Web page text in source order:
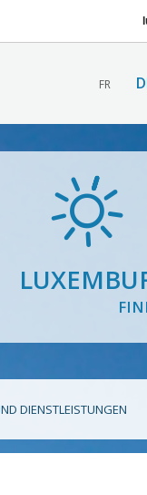
FR
DIENSTLEISTUNGEN